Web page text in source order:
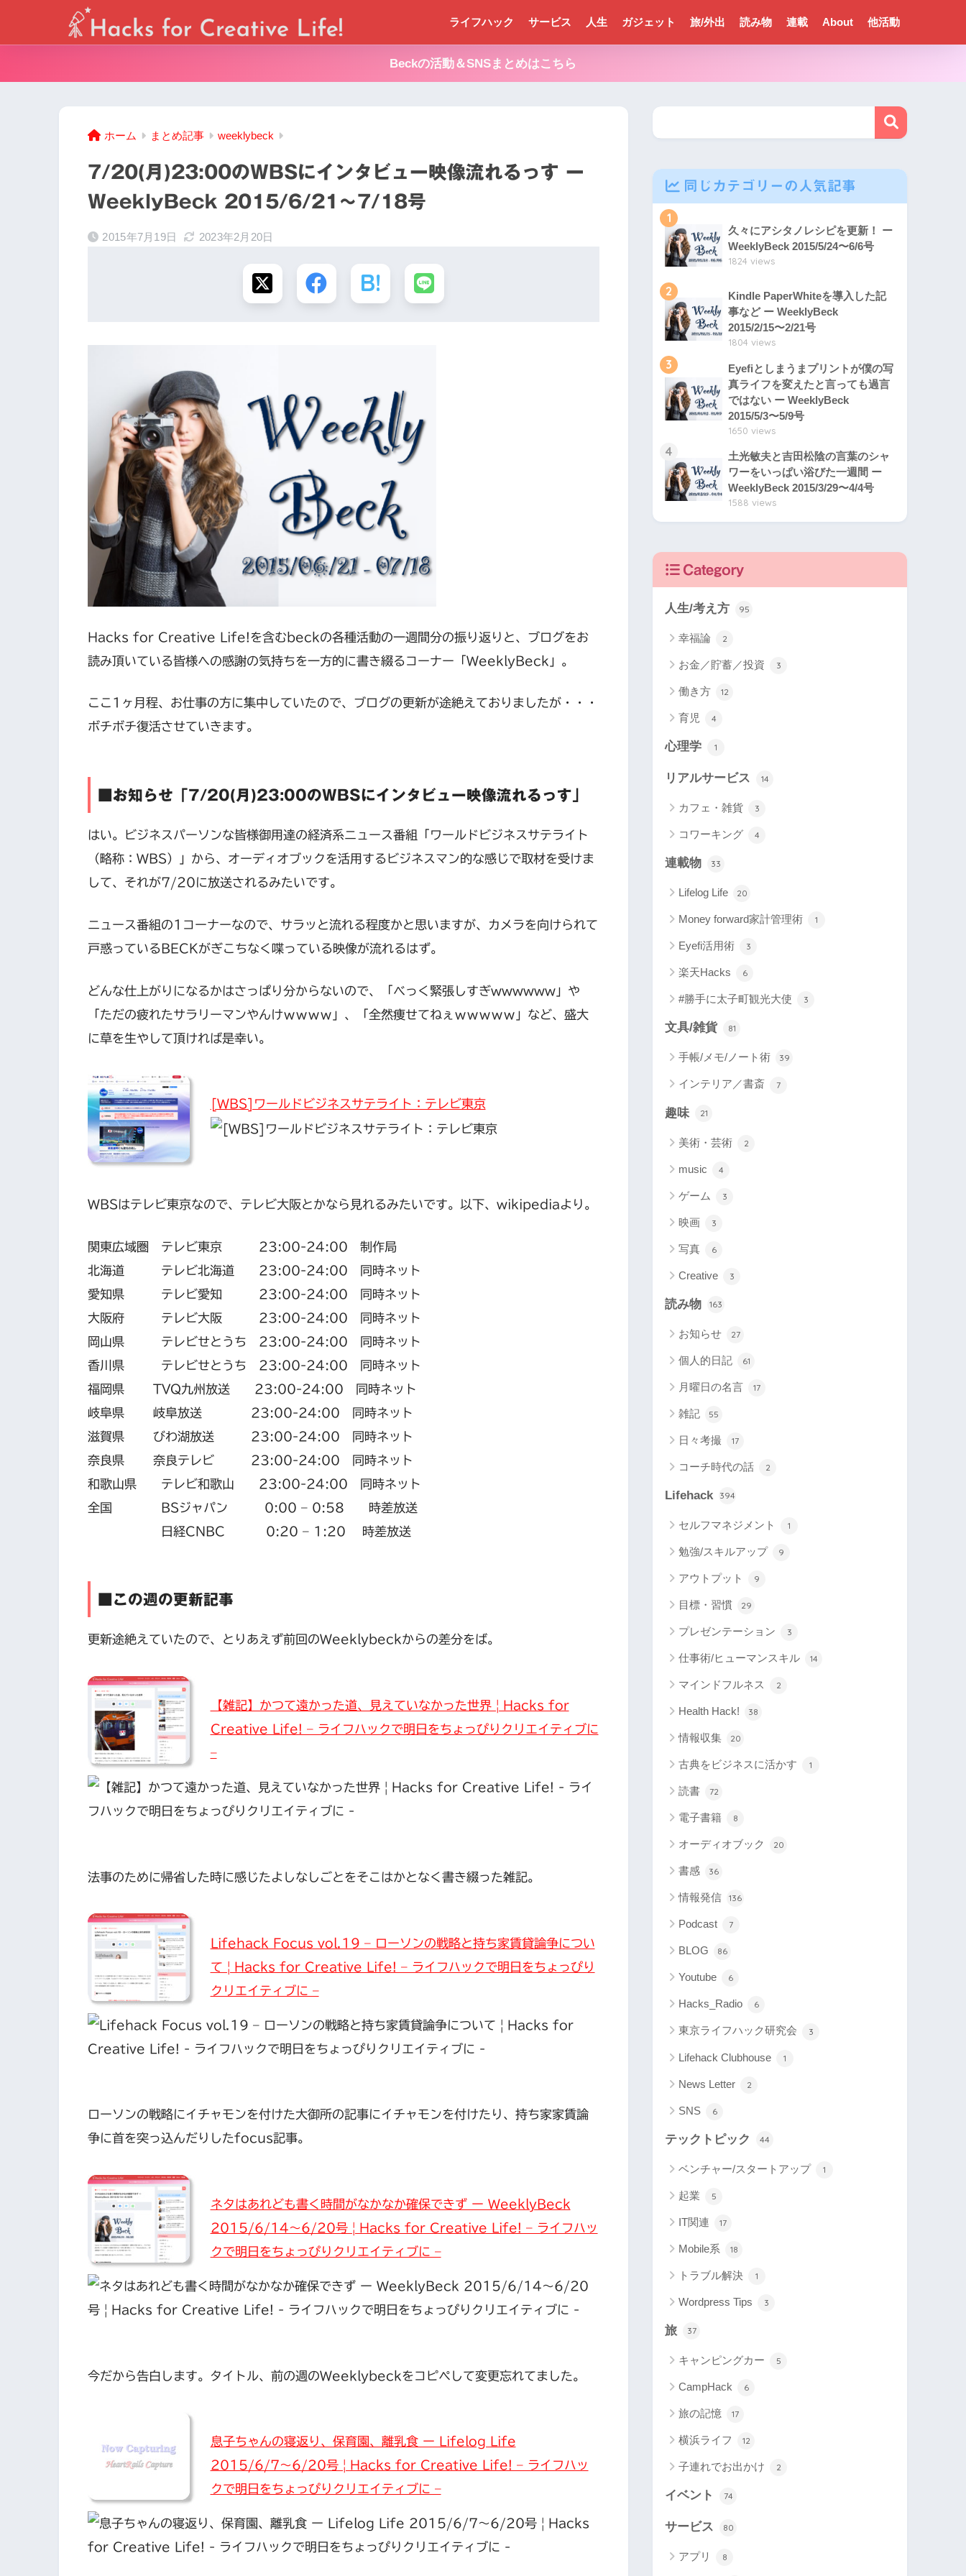
ライフハック サービス 人生 ガジェット 旅/外出 読み物 連載 About 他活動
Beckの活動＆SNSまとめはこちら
ホーム まとめ記事 weeklybeck
7/20(月)23:00のWBSにインタビュー映像流れるっす ー
WeeklyBeck 2015/6/21〜7/18号
2015年7月19日 2023年2月20日
Hacks for Creative Life!を含むbeckの各種活動の一週間分の振り返りと、ブログをお
読み頂いている皆様への感謝の気持ちを一方的に書き綴るコーナー「WeeklyBeck」。
ここ1ヶ月程、お仕事の方に集中していたので、ブログの更新が途絶えておりましたが・・・
ボチボチ復活させていきます。
■お知らせ「7/20(月)23:00のWBSにインタビュー映像流れるっす」
はい。ビジネスパーソンな皆様御用達の経済系ニュース番組「ワールドビジネスサテライト
（略称：WBS）」から、オーディオブックを活用するビジネスマン的な感じで取材を受けま
して、それが7/20に放送されるみたいです。
ニュース番組の1コーナーなので、サラッと流れる程度かと思いますが、カメラを向けられて
戸惑っているBECKがぎこちなく喋っている映像が流れるはず。
どんな仕上がりになるかはさっぱり分からないので、「べっく緊張しすぎwwwwww」や
「ただの疲れたサラリーマンやんけｗｗｗｗ」、「全然痩せてねぇｗｗｗｗｗ」など、盛大
に草を生やして頂ければ是幸い。
[WBS]ワールドビジネスサテライト：テレビ東京
WBSはテレビ東京なので、テレビ大阪とかなら見れるみたいです。以下、wikipediaより。
関東広域圏 テレビ東京 23:00-24:00 制作局
北海道 テレビ北海道 23:00-24:00 同時ネット
愛知県 テレビ愛知 23:00-24:00 同時ネット
大阪府 テレビ大阪 23:00-24:00 同時ネット
岡山県 テレビせとうち 23:00-24:00 同時ネット
香川県 テレビせとうち 23:00-24:00 同時ネット
福岡県 TVQ九州放送 23:00-24:00 同時ネット
岐阜県 岐阜放送 23:00-24:00 同時ネット
滋賀県 びわ湖放送 23:00-24:00 同時ネット
奈良県 奈良テレビ 23:00-24:00 同時ネット
和歌山県 テレビ和歌山 23:00-24:00 同時ネット
全国 BSジャパン 0:00 – 0:58 時差放送
日経CNBC 0:20 – 1:20 時差放送
■この週の更新記事
更新途絶えていたので、とりあえず前回のWeeklybeckからの差分をば。
【雑記】かつて遠かった道、見えていなかった世界 | Hacks for
Creative Life! – ライフハックで明日をちょっぴりクリエイティブに
–
法事のために帰省した時に感じたよしなしごとをそこはかとなく書き綴った雑記。
Lifehack Focus vol.19 – ローソンの戦略と持ち家賃貸論争につい
て | Hacks for Creative Life! – ライフハックで明日をちょっぴり
クリエイティブに –
ローソンの戦略にイチャモンを付けた大御所の記事にイチャモンを付けたり、持ち家家賃論
争に首を突っ込んだりしたfocus記事。
ネタはあれども書く時間がなかなか確保できず ー WeeklyBeck
2015/6/14〜6/20号 | Hacks for Creative Life! – ライフハッ
クで明日をちょっぴりクリエイティブに –
今だから告白します。タイトル、前の週のWeeklybeckをコピペして変更忘れてました。
息子ちゃんの寝返り、保育園、離乳食 ー Lifelog Life
2015/6/7〜6/20号 | Hacks for Creative Life! – ライフハッ
クで明日をちょっぴりクリエイティブに –
同じカテゴリーの人気記事
1
久々にアシタノレシピを更新！ ー
WeeklyBeck 2015/5/24〜6/6号
1824 views
2
Kindle PaperWhiteを導入した記
事など ー WeeklyBeck
2015/2/15〜2/21号
1804 views
3
Eyefiとしまうまプリントが僕の写
真ライフを変えたと言っても過言
ではない ー WeeklyBeck
2015/5/3〜5/9号
1650 views
4
土光敏夫と吉田松陰の言葉のシャ
ワーをいっぱい浴びた一週間 ー
WeeklyBeck 2015/3/29〜4/4号
1588 views
Category
人生/考え方 95
幸福論 2
お金／貯蓄／投資 3
働き方 12
育児 4
心理学 1
リアルサービス 14
カフェ・雑貨 3
コワーキング 4
連載物 33
Lifelog Life 20
Money forward家計管理術 1
Eyefi活用術 3
楽天Hacks 6
#勝手に太子町観光大使 3
文具/雑貨 81
手帳/メモ/ノート術 39
インテリア／書斎 7
趣味 21
美術・芸術 2
music 4
ゲーム 3
映画 3
写真 6
Creative 3
読み物 163
お知らせ 27
個人的日記 61
月曜日の名言 17
雑記 55
日々考撮 17
コーチ時代の話 2
Lifehack 394
セルフマネジメント 1
勉強/スキルアップ 9
アウトプット 9
目標・習慣 29
プレゼンテーション 3
仕事術/ヒューマンスキル 14
マインドフルネス 2
Health Hack! 38
情報収集 20
古典をビジネスに活かす 1
読書 72
電子書籍 8
オーディオブック 20
書感 36
情報発信 136
Podcast 7
BLOG 86
Youtube 6
Hacks_Radio 6
東京ライフハック研究会 3
Lifehack Clubhouse 1
News Letter 2
SNS 6
テックトピック 44
ベンチャー/スタートアップ 1
起業 5
IT関連 17
Mobile系 18
トラブル解決 1
Wordpress Tips 3
旅 37
キャンピングカー 5
CampHack 6
旅の記憶 17
横浜ライフ 12
子連れでお出かけ 2
イベント 74
サービス 80
アプリ 8